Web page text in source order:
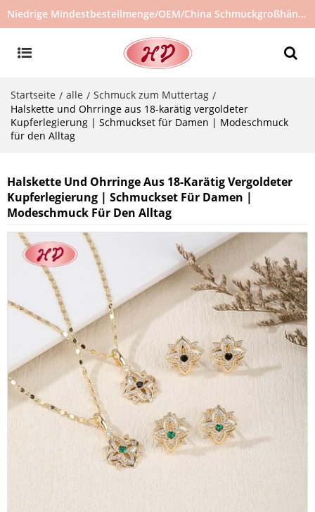
Niedrige Mindestbestellmenge/OEM/China Schmuckgroßhändler/Schmucklieferant/heiß verkaufter Schmuck auf Lager/kein gebrauchter Schmuck
Startseite / alle / Schmuck zum Muttertag /
Halskette und Ohrringe aus 18-karätig vergoldeter
Kupferlegierung | Schmuckset für Damen | Modeschmuck
für den Alltag
Halskette Und Ohrringe Aus 18-Karätig Vergoldeter
Kupferlegierung | Schmuckset Für Damen |
Modeschmuck Für Den Alltag